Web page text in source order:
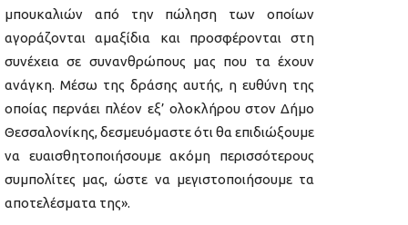
μπουκαλιών από την πώληση των οποίων
αγοράζονται αμαξίδια και προσφέρονται στη
συνέχεια σε συνανθρώπους μας που τα έχουν
ανάγκη. Μέσω της δράσης αυτής, η ευθύνη της
οποίας περνάει πλέον εξ’ ολοκλήρου στον Δήμο
Θεσσαλονίκης, δεσμευόμαστε ότι θα επιδιώξουμε
να ευαισθητοποιήσουμε ακόμη περισσότερους
συμπολίτες μας, ώστε να μεγιστοποιήσουμε τα
αποτελέσματα της».